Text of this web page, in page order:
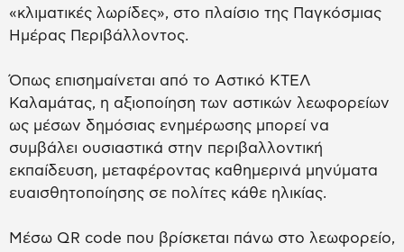
«κλιματικές λωρίδες», στο πλαίσιο της Παγκόσμιας
Ημέρας Περιβάλλοντος.
Όπως επισημαίνεται από το Αστικό ΚΤΕΛ
Καλαμάτας, η αξιοποίηση των αστικών λεωφορείων
ως μέσων δημόσιας ενημέρωσης μπορεί να
συμβάλει ουσιαστικά στην περιβαλλοντική
εκπαίδευση, μεταφέροντας καθημερινά μηνύματα
ευαισθητοποίησης σε πολίτες κάθε ηλικίας.
Μέσω QR code που βρίσκεται πάνω στο λεωφορείο,